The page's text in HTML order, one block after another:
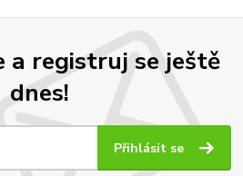
a registruj se ještě
dnes!
Přihlásit se